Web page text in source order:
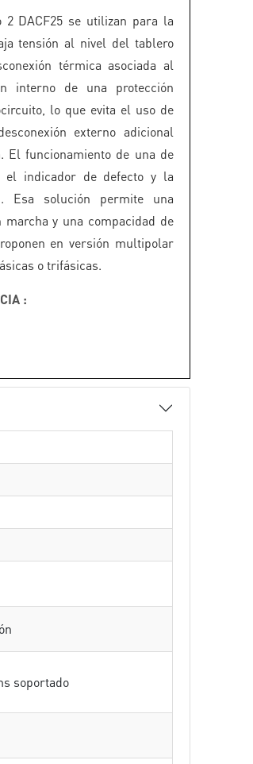
2 DACF25 se utilizan para la
tensión al nivel del tablero
térmica asociada al
interno de una protección
lo que evita el uso de
externo adicional
El funcionamiento de una de
el indicador de defecto y la
Esa solución permite una
y una compacidad de
en versión multipolar
o trifásicas.
:
soportado